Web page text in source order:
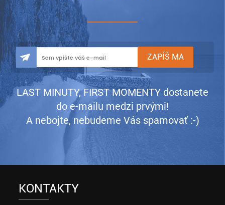
LAST MINUTY, FIRST MOMENTY dostanete
do e-mailu medzi prvými!
A nebojte, nebudeme Vás spamovať :-)
KONTAKTY